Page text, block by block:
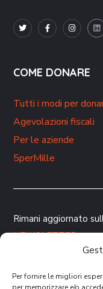
Per fornire le migliori
COME DONARE
Tutti i modi per
Agevolazioni fiscali
Per le aziende
5perMille
Rimani aggiornato
NEWSLETTER